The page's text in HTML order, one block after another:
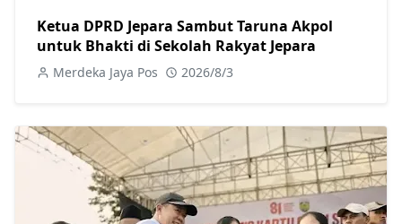
Ketua DPRD Jepara Sambut Taruna Akpol
untuk Bhakti di Sekolah Rakyat Jepara
Merdeka Jaya Pos 2026/8/3